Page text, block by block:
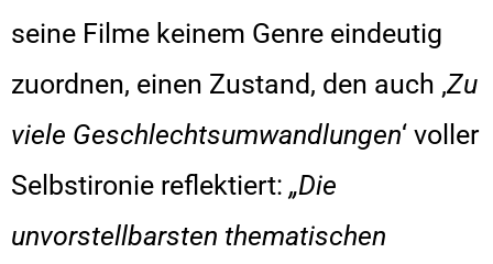
seine Filme keinem Genre eindeutig
zuordnen, einen Zustand, den auch ‚Zu
viele Geschlechtsumwandlungen‘ voller
Selbstironie reflektiert: „Die
unvorstellbarsten thematischen